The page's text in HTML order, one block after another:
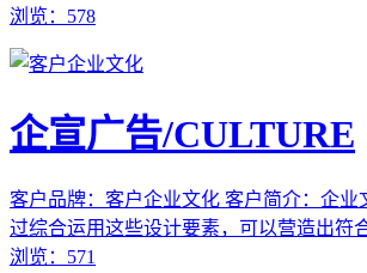
浏览：578
企宣广告/CULTURE
客户品牌：客户企业文化 客户简介：企业
过综合运用这些设计要素，可以营造出符
浏览：571